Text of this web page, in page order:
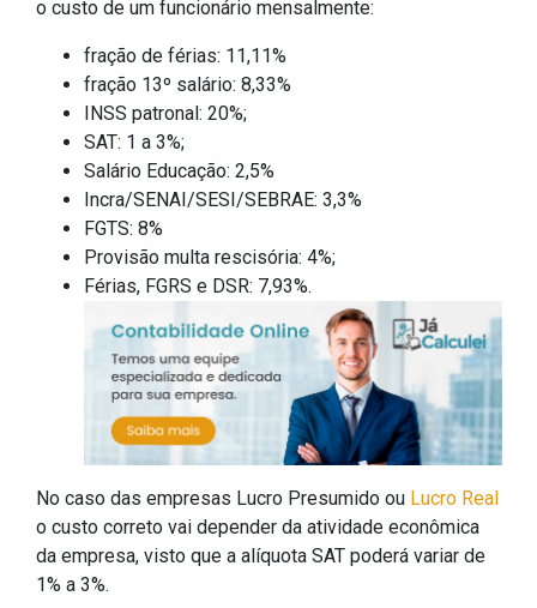
o custo de um funcionário mensalmente:
fração de férias: 11,11%
fração 13º salário: 8,33%
INSS patronal: 20%;
SAT: 1 a 3%;
Salário Educação: 2,5%
Incra/SENAI/SESI/SEBRAE: 3,3%
FGTS: 8%
Provisão multa rescisória: 4%;
Férias, FGRS e DSR: 7,93%.
No caso das empresas Lucro Presumido ou Lucro Real
o custo correto vai depender da atividade econômica
da empresa, visto que a alíquota SAT poderá variar de
1% a 3%.